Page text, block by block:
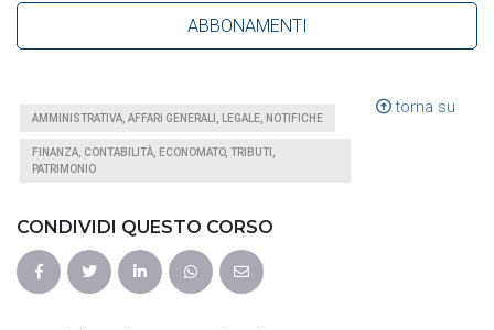
ABBONAMENTI
torna su
AMMINISTRATIVA, AFFARI GENERALI, LEGALE, NOTIFICHE
FINANZA, CONTABILITÀ, ECONOMATO, TRIBUTI,
PATRIMONIO
CONDIVIDI QUESTO CORSO